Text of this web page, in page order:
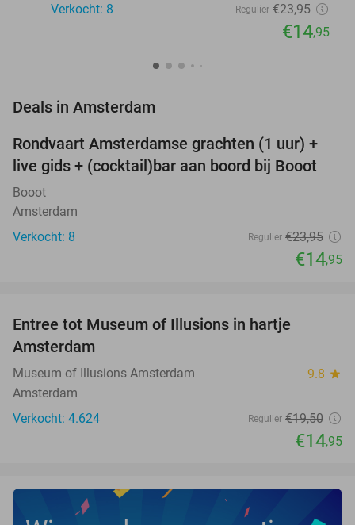
Verkocht: 8
Regulier €23,95
€14,95
Deals in Amsterdam
38%
TODAY
Rondvaart Amsterdamse grachten (1 uur) +
live gids + (cocktail)bar aan boord bij Booot
Booot
Amsterdam
Verkocht: 8
Regulier €23,95
€14,95
Entree tot Museum of Illusions in hartje
Amsterdam
Museum of Illusions Amsterdam 9.8 star
Amsterdam
Verkocht: 4.624
Regulier €19,50
€14,95